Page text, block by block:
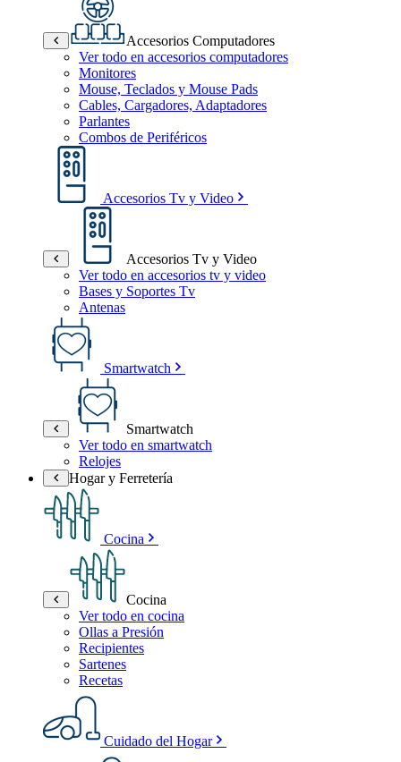
Accesorios Computadores
Ver todo en accesorios computadores
Monitores
Mouse, Teclados y Mouse Pads
Cables, Cargadores, Adaptadores
Parlantes
Combos de Periféricos
Accesorios Tv y Video
Accesorios Tv y Video
Ver todo en accesorios tv y video
Bases y Soportes Tv
Antenas
Smartwatch
Smartwatch
Ver todo en smartwatch
Relojes
Hogar y Ferretería
Cocina
Cocina
Ver todo en cocina
Ollas a Presión
Recipientes
Sartenes
Recetas
Cuidado del Hogar